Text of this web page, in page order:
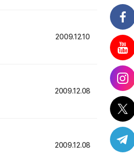
2009.12.10
2009.12.08
2009.12.08